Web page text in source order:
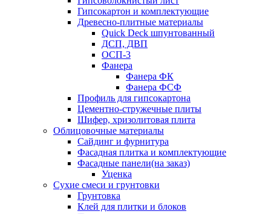
Гипсокартон и комплектующие
Древесно-плитные материалы
Quick Deck шпунтованный
ДСП, ДВП
ОСП-3
Фанера
Фанера ФК
Фанера ФСФ
Профиль для гипсокартона
Цементно-стружечные плиты
Шифер, хризолитовая плита
Облицовочные материалы
Сайдинг и фурнитура
Фасадная плитка и комплектующие
Фасадные панели(на заказ)
Уценка
Сухие смеси и грунтовки
Грунтовка
Клей для плитки и блоков